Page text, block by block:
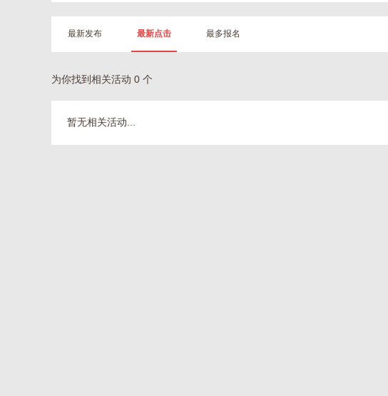
最新发布 最新点击 最多报名
为你找到相关活动 0 个
暂无相关活动...